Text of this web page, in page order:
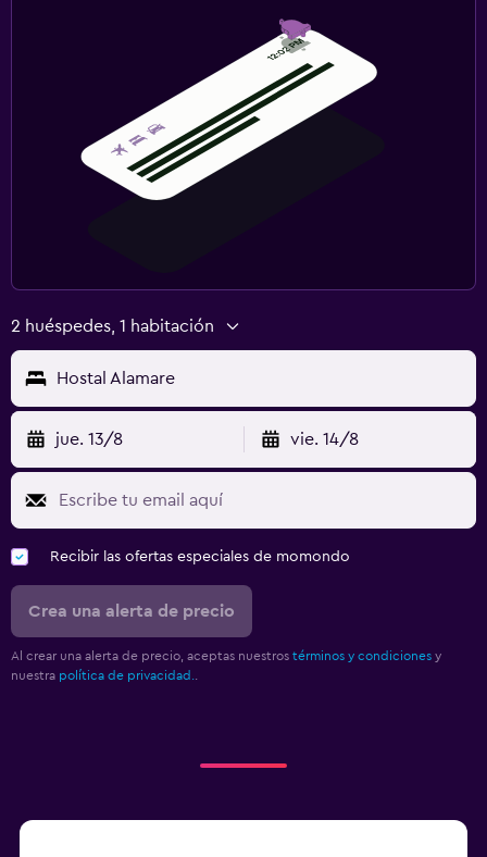
2 huéspedes, 1 habitación
Hostal Alamare
jue. 13/8 vie. 14/8
Recibir las ofertas especiales de momondo
Crea una alerta de precio
Al crear una alerta de precio, aceptas nuestros términos y condiciones y
nuestra política de privacidad.